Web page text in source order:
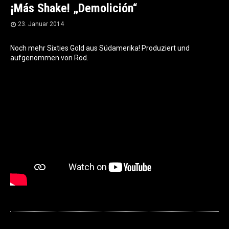
¡Más Shake! „Demolición“
23. Januar 2014
Noch mehr Sixties Gold aus Südamerika! Produziert und
aufgenommen von Rod.